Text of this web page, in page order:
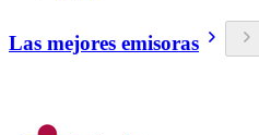
Las mejores emisoras